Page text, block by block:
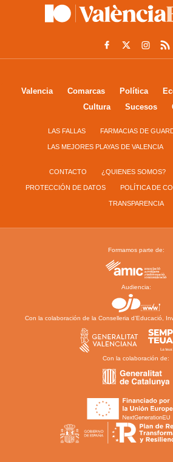
Valencia Comarcas Política
Cultura
Sucesos
LAS FALLAS FARMACIAS DE
LAS MEJORES PLAYAS DE VALENCIA
CONTACTO ¿QUIENES SOMOS?
PROTECCIÓN DE DATOS POLÍTICA DE
TRANSPARENCIA
Formamos parte de:
Audiencia:
Con la colaboración de la Conselleria d’Educació,
Con la colaboración de: